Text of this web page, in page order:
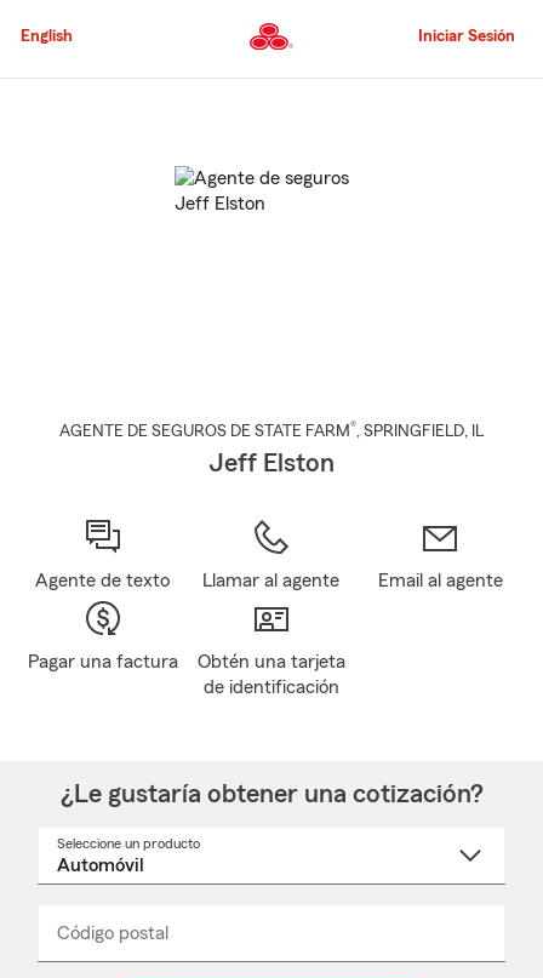
al
principal
English Iniciar Sesión
AGENTE DE SEGUROS DE STATE FARM®, SPRINGFIELD, IL
Jeff Elston
Agente de texto Llamar al agente Email al agente
Pagar una factura
Obtén una tarjeta
de identificación
¿Le gustaría obtener una cotización?
Seleccione un producto
desplegable
Código postal
_____